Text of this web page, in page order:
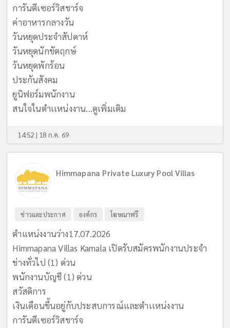
การันตีเซอร์วิสชาร์จ
ค่าอาหารกลางวัน
วันหยุดประจำสัปดาห์
วันหยุดนักขัตฤกษ์
วันหยุดพักร้อน
ประกันสังคม
ยูนิฟอร์มพนักงาน
สนใจในตำเเหน่งงาน...ดูเพิ่มเติม
14:52 | 18 ก.ค. 69
Himmapana Private Luxury Pool Villas
ข่าวและประกาศ องค์กร โฆษณาฟรี
ตำแหน่งงานว่าง17.07.2026
Himmapana Villas Kamala เปิดรับสมัครพนักงานประจำ
ช่างทั่วไป (1) ด่วน
พนักงานบัญชี (1) ด่วน
สวัสดิการ
เงินเดือนขึ้นอยู่กับประสบการณ์และตำเเหน่งงาน
การันตีเซอร์วิสชาร์จ